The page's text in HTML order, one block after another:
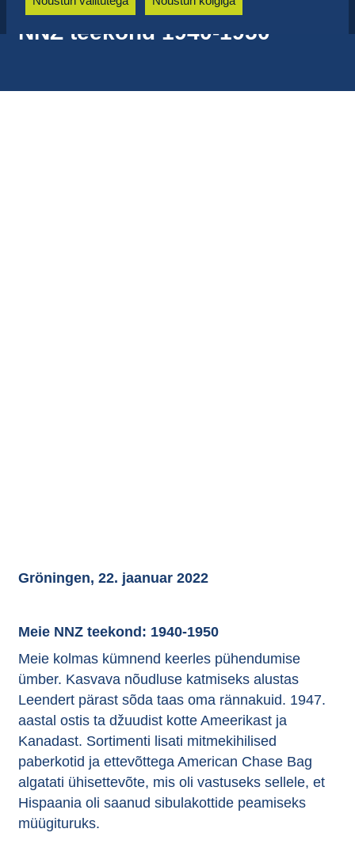
NNZ teekond 1940-1950
Gröningen, 22. jaanuar 2022
Meie NNZ teekond: 1940-1950
Meie kolmas kümnend keerles pühendumise
ümber. Kasvava nõudluse katmiseks alustas
Leendert pärast sõda taas oma rännakuid. 1947.
aastal ostis ta džuudist kotte Ameerikast ja
Kanadast. Sortimenti lisati mitmekihilised
paberkotid ja ettevõttega American Chase Bag
algatati ühisettevõte, mis oli vastuseks sellele, et
Hispaania oli saanud sibulakottide peamiseks
müügituruks.